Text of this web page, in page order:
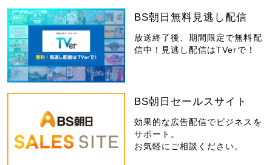
BS朝日無料見逃し配信
放送終了後、期間限定で無料配
信中！見逃し配信はTVerで！
BS朝日セールスサイト
効果的な広告配信でビジネスを
サポート。
お気軽にご相談ください。